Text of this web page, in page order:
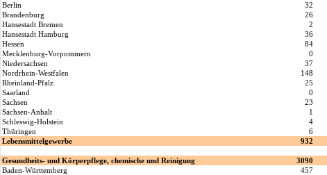
Berlin
32
Brandenburg
26
Hansestadt Bremen
2
Hansestadt Hamburg
36
Hessen
84
Mecklenburg-Vorpommern
0
Niedersachsen
37
Nordrhein-Westfalen
148
Rheinland-Pfalz
25
Saarland
0
Sachsen
23
Sachsen-Anhalt
1
Schleswig-Holstein
4
Thüringen
6
Lebensmittelgewerbe
932
Gesundheits- und Körperpflege, chemische und Reinigung 3090
Baden-Württemberg
457